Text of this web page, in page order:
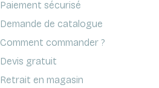
Paiement sécurisé
Demande de catalogue
Comment commander ?
Devis gratuit
Retrait en magasin